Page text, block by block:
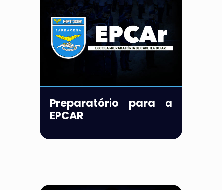
Preparatório para a
EPCAR